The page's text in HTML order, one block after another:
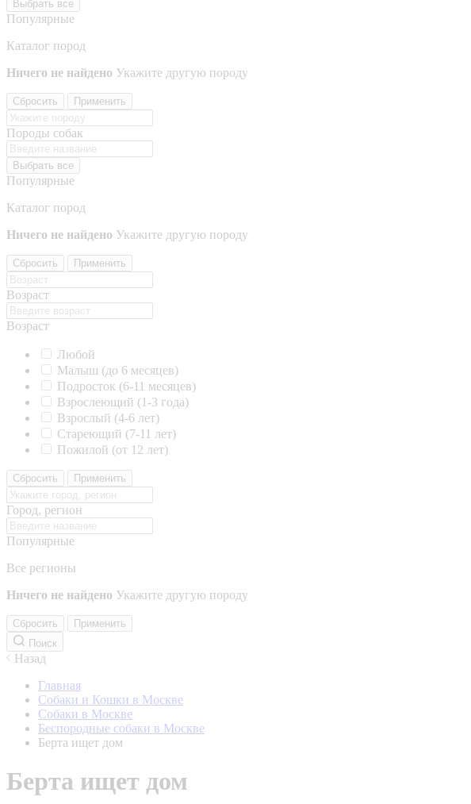
Выбрать все
Популярные
Каталог пород
Ничего не найдено Укажите другую породу
Сбросить Применить
Породы собак
Выбрать все
Популярные
Каталог пород
Ничего не найдено Укажите другую породу
Сбросить Применить
Возраст
Возраст
Любой
Малыш (до 6 месяцев)
Подросток (6-11 месяцев)
Взрослеющий (1-3 года)
Взрослый (4-6 лет)
Стареющий (7-11 лет)
Пожилой (от 12 лет)
Сбросить Применить
Город, регион
Популярные
Все регионы
Ничего не найдено Укажите другую породу
Сбросить
Применить
Поиск
Назад
Главная
Собаки и Кошки в Москве
Собаки в Москве
Беспородные собаки в Москве
Берта ищет дом
Берта ищет дом